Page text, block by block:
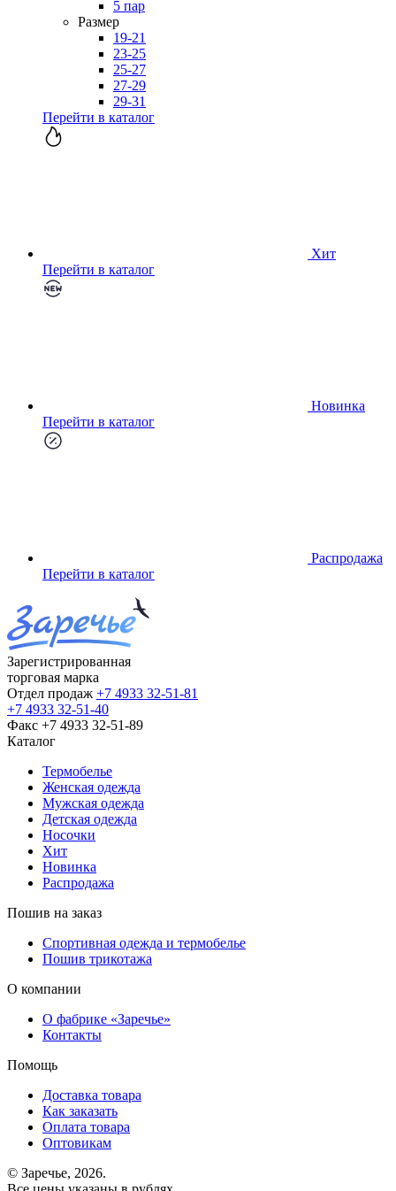
5 пар
Размер
19-21
23-25
25-27
27-29
29-31
Перейти в каталог
Хит
Перейти в каталог
Новинка
Перейти в каталог
Распродажа
Перейти в каталог
Зарегистрированная
торговая марка
Отдел продаж +7 4933 32-51-81
+7 4933 32-51-40
Факс +7 4933 32-51-89
Каталог
Термобелье
Женская одежда
Мужская одежда
Детская одежда
Носочки
Хит
Новинка
Распродажа
Пошив на заказ
Спортивная одежда и термобелье
Пошив трикотажа
О компании
О фабрике «Заречье»
Контакты
Помощь
Доставка товара
Как заказать
Оплата товара
Оптовикам
© Заречье, 2026.